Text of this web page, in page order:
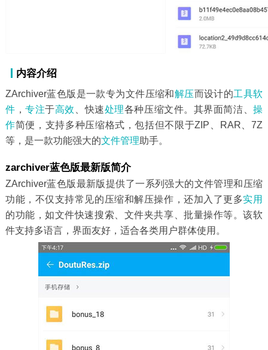
内容介绍
ZArchiver蓝色版是一款专为文件压缩和解压而设计的工具软
件 ，专注于高效 、快速处理各种压缩文件。其界面简洁、操
作简便，支持多种压缩格式，包括但不限于ZIP、RAR、7Z
等，是一款功能强大的文件管理助手。
zarchiver蓝色版最新版简介
ZArchiver蓝色版最新版提供了一系列强大的文件管理和压缩
功能，不仅支持常见的压缩和解压操作，还加入了更多实用
的功能，如文件快速搜索、文件夹共享、批量操作等。该软
件支持多语言，界面友好，适合各类用户群体使用。